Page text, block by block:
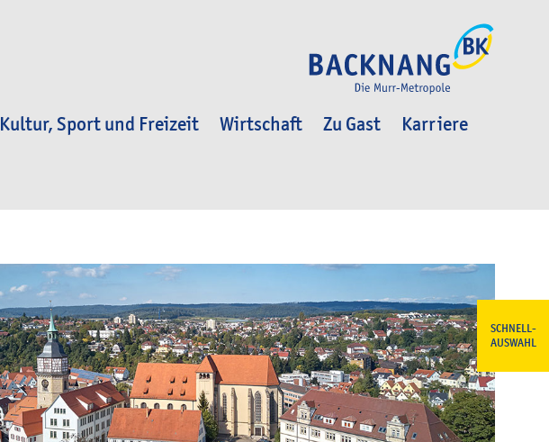
Kultur, Sport und Freizeit Wirtschaft Zu Gast
Karriere
SCHNELL-
AUSWAHL